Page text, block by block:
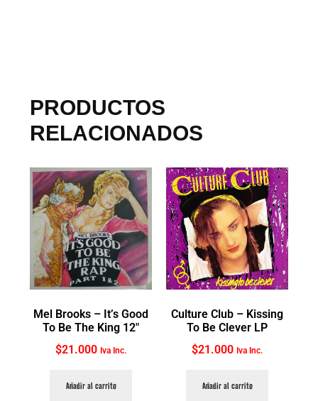
PRODUCTOS
RELACIONADOS
Mel Brooks ‎– It’s Good
To Be The King 12″
$21.000 Iva Inc.
Añadir al carrito
Culture Club ‎– Kissing
To Be Clever LP
$21.000 Iva Inc.
Añadir al carrito